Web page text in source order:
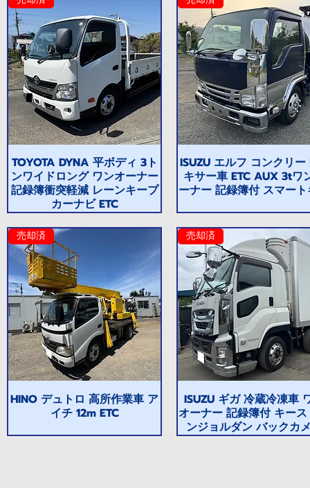
TOYOTA DYNA 平ボディ 3ト
ンワイドロング ワンオーナー
記録簿衝突軽減 レーンキープ
カーナビ ETC
ISUZU エルフ コンクリー
キサー車 ETC AUX 3tワ
ーナー 記録簿付 スマー
売却済
HINO デュトロ 高所作業車 ア
イチ 12m ETC
売却済
ISUZU ギガ 冷蔵冷凍車
オーナー 記録簿付 キー
ンジョルダン バックカ